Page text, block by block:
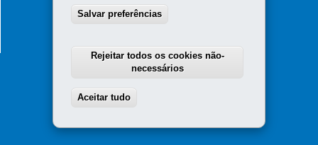
80060-010-Curitiba
Salvar preferências
Rejeitar todos os cookies não-
necessários
Aceitar tudo